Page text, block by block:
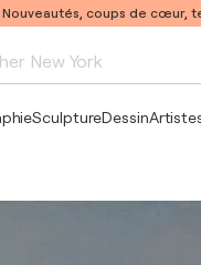
Nouveautés, coups de cœur,
New York
SculptureDessin